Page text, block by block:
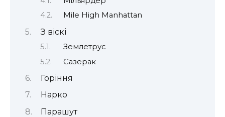
Mile High Manhattan
З віскі
Землетрус
Сазерак
Горіння
Нарко
Парашут